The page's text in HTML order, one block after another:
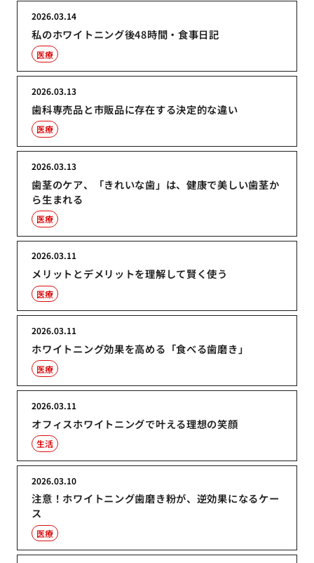
私のホワイトニング後48時間・食事日記
2026.03.14
医療
歯科専売品と市販品に存在する決定的な違い
2026.03.13
医療
歯茎のケア、「きれいな歯」は、健康で美しい歯茎か
ら生まれる
2026.03.13
医療
メリットとデメリットを理解して賢く使う
2026.03.11
医療
ホワイトニング効果を高める「食べる歯磨き」
2026.03.11
医療
オフィスホワイトニングで叶える理想の笑顔
2026.03.11
生活
注意！ホワイトニング歯磨き粉が、逆効果になるケー
ス
2026.03.10
医療